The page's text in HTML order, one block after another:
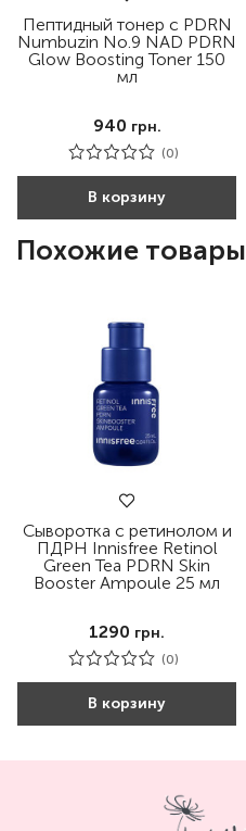
Пептидный тонер с PDRN
Numbuzin No.9 NAD PDRN
Glow Boosting Toner 150
мл
940 грн.
(0)
В корзину
Похожие товары
Сыворотка с ретинолом и
ПДРН Innisfree Retinol
Green Tea PDRN Skin
Booster Ampoule 25 мл
1290 грн.
(0)
В корзину